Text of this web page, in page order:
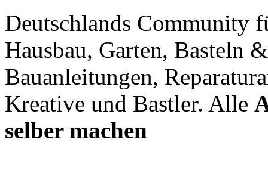
Deutschlands Community
Hausbau, Garten, Basteln
Bauanleitungen,
Kreative und Bastler. Alle
selber machen